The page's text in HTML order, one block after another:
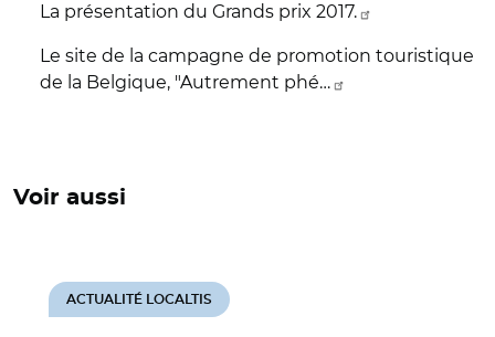
La présentation du Grands prix 2017.
Le site de la campagne de promotion touristique
de la Belgique, "Autrement phé…
Voir aussi
ACTUALITÉ LOCALTIS